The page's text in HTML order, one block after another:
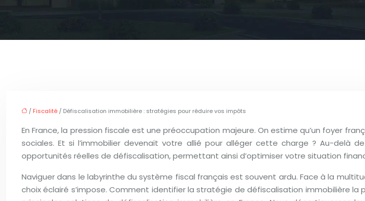
/ Fiscalité / Défiscalisation immobilière : stratégies pour réduire vos impôts
En France, la pression fiscale est une préoccupation majeure. On estime qu’un foyer
sociales. Et si l’immobilier devenait votre allié pour alléger cette charge ? Au-delà
opportunités réelles de défiscalisation, permettant ainsi d’optimiser votre situation
Naviguer dans le labyrinthe du système fiscal français est souvent ardu. Face à la
choix éclairé s’impose. Comment identifier la stratégie de défiscalisation immobilière